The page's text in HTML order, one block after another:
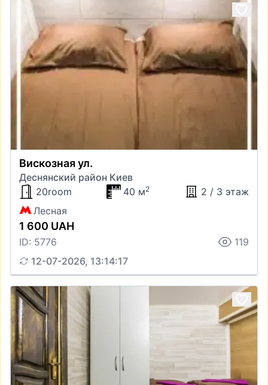
Вискозная ул.
Деснянский район Киев
20room
40 м2
2 / 3 этаж
Лесная
1 600 UAH
ID: 5776
119
12-07-2026, 13:14:17